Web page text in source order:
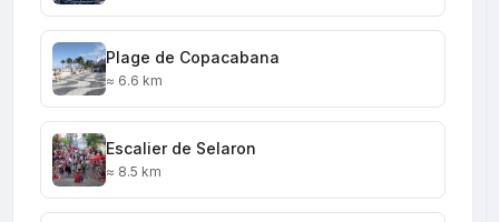
Plage de Copacabana
≈ 6.6 km
Escalier de Selaron
≈ 8.5 km